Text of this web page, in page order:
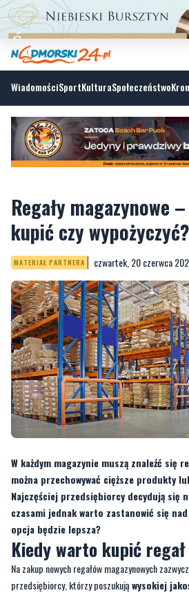
WiadomościSportKulturaSpołeczeństwo
Regały magazynowe
MATERIAŁ PARTNERA czwartek, 20 czerwca
W każdym magazynie muszą znaleźć się
można przechowywać cięższe produkty
czasami jednak warto zastanowić się
opcja będzie lepsza?
Kiedy warto kupić regał
Na zakup nowych regałów magazynowych
przedsiębiorcy, którzy poszukują
umożliwiającego ergonomiczne
przestrzeni. Budowę i wymiary każdego
dopasować do specyfiki przechowywanych